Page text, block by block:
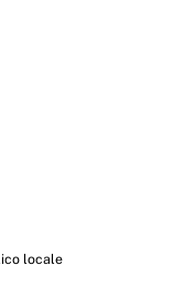
locale